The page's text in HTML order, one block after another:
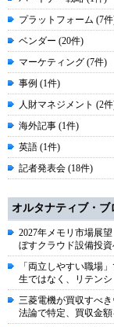
プラットフォーム (7
ベンダー (20件)
マーケティング (7件)
事例 (1件)
人財マネジメント (2
海外記事 (1件)
英語 (1件)
記者発表会 (18件)
オルタナティブ・ブ
2027年メモリ市場展
ぼすクラウド設備投
「両立しやすい職場
生ではなく、リテン
三菱電機が買収すべ
法論で特定、買収金